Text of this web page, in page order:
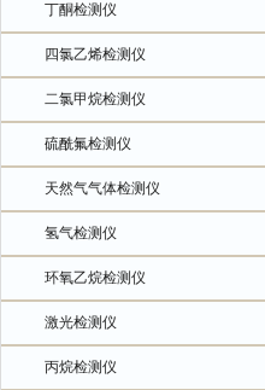
丁酮检测仪
四氯乙烯检测仪
二氯甲烷检测仪
硫酰氟检测仪
天然气气体检测仪
氢气检测仪
环氧乙烷检测仪
激光检测仪
丙烷检测仪